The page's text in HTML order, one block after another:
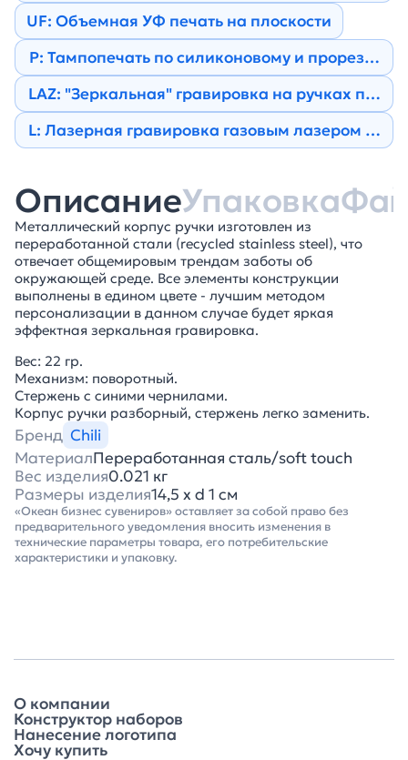
UF: Объемная УФ печать на плоскости
Р: Тампопечать по силиконовому и
LAZ: "Зеркальная" гравировка на ручках по
L: Лазерная гравировка газовым лазером на
ОписаниеУпаковка
Металлический корпус ручки изготовлен из
переработанной стали (recycled stainless steel), что
отвечает общемировым трендам заботы об
окружающей среде. Все элементы конструкции
выполнены в едином цвете - лучшим методом
персонализации в данном случае будет яркая
эффектная зеркальная гравировка.
Вес: 22 гр.
Механизм: поворотный.
Стержень с синими чернилами.
Корпус ручки разборный, стержень легко заменить.
Бренд Chili
МатериалПереработанная сталь/soft touch
Вес изделия0.021 кг
Размеры изделия14,5 х d 1 см
«Океан бизнес сувениров» оставляет за собой право без
предварительного уведомления вносить изменения в
технические параметры товара, его потребительские
характеристики и упаковку.
О компании
Конструктор наборов
Нанесение логотипа
Хочу купить